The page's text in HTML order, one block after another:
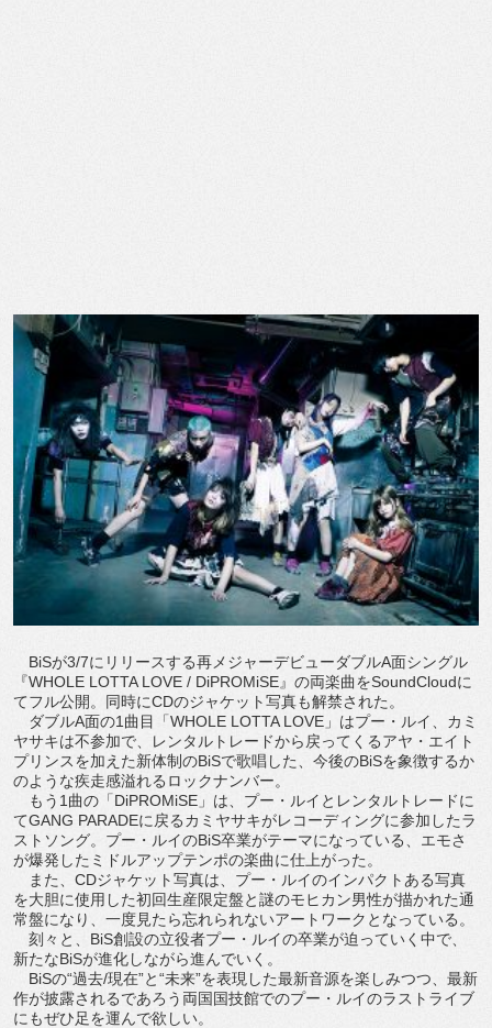
BiSが3/7にリリースする再メジャーデビューダブルA面シングル
『WHOLE LOTTA LOVE / DiPROMiSE』の両楽曲をSoundCloudに
てフル公開。同時にCDのジャケット写真も解禁された。
ダブルA面の1曲目「WHOLE LOTTA LOVE」はプー・ルイ、カミ
ヤサキは不参加で、レンタルトレードから戻ってくるアヤ・エイト
プリンスを加えた新体制のBiSで歌唱した、今後のBiSを象徴するか
のような疾走感溢れるロックナンバー。
もう1曲の「DiPROMiSE」は、プー・ルイとレンタルトレードに
てGANG PARADEに戻るカミヤサキがレコーディングに参加したラ
ストソング。プー・ルイのBiS卒業がテーマになっている、エモさ
が爆発したミドルアップテンポの楽曲に仕上がった。
また、CDジャケット写真は、プー・ルイのインパクトある写真
を大胆に使用した初回生産限定盤と謎のモヒカン男性が描かれた通
常盤になり、一度見たら忘れられないアートワークとなっている。
刻々と、BiS創設の立役者プー・ルイの卒業が迫っていく中で、
新たなBiSが進化しながら進んでいく。
BiSの“過去/現在”と“未来”を表現した最新音源を楽しみつつ、最新
作が披露されるであろう両国国技館でのプー・ルイのラストライブ
にもぜひ足を運んで欲しい。